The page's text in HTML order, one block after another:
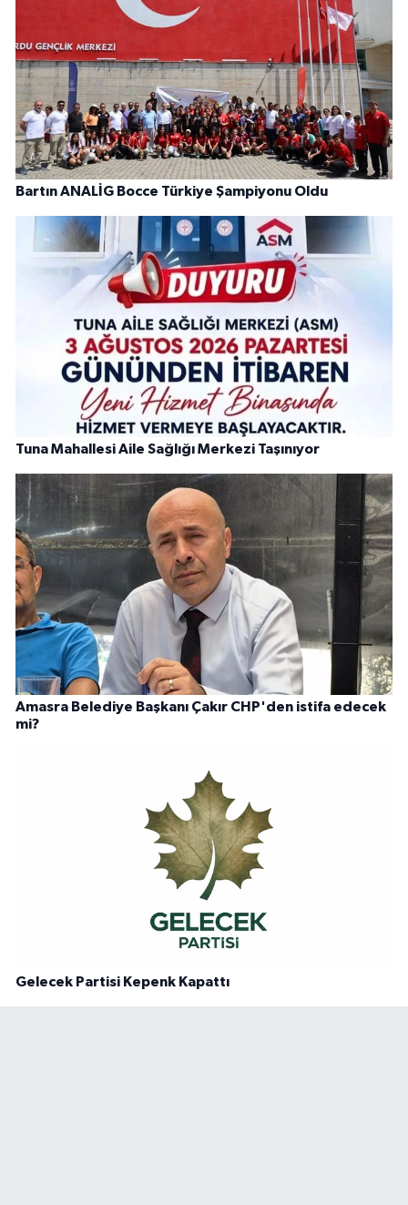
Bartın ANALİG Bocce Türkiye Şampiyonu Oldu
Tuna Mahallesi Aile Sağlığı Merkezi Taşınıyor
Amasra Belediye Başkanı Çakır CHP'den istifa edecek
mi?
Gelecek Partisi Kepenk Kapattı